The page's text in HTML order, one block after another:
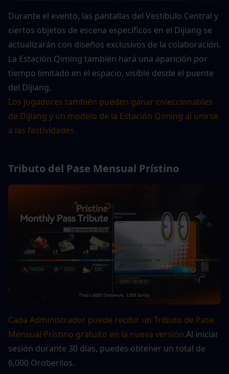
Durante el evento, las pantallas del Vestíbulo Central y
ciertos objetos de escena específicos en el Dijiang se
actualizarán con diseños exclusivos de la colaboración.
La Estación Qiming también hará una aparición por
tiempo limitado en el espacio, visible desde el puente
del Dijiang.
Los jugadores también pueden ganar coleccionables
de Dijiang y un modelo de la Estación Qiming al unirse
a las festividades.
Tributo del Pase Mensual Prístino
Cada Administrador puede recibir un Tributo de Pase
Mensual Prístino gratuito en la nueva versión.Al iniciar
sesión durante 30 días, puedes obtener un total de
6,000 Oroberilos.